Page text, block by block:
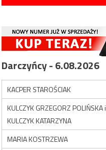
Darczyńcy - 6.08.2026
KACPER STAROŚCIAK
KULCZYK GRZEGORZ POLIŃSKA i
KULCZYK KATARZYNA
MARIA KOSTRZEWA